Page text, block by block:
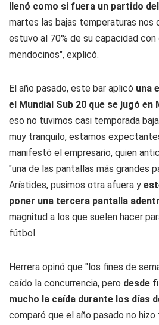
llenó como si fuera un partido
martes las bajas temperaturas nos
estuvo al 70% de su capacidad
mendocinos", explicó.
El año pasado, este bar aplicó una
el Mundial Sub 20 que se jugó en
eso no tuvimos casi temporada
muy tranquilo, estamos
manifestó el empresario, quien
"una de las pantallas más grandes
Arístides, pusimos otra afuera y
poner una tercera pantalla
magnitud a los que suelen hacer
fútbol.
Herrera opinó que "los fines de
caído la concurrencia, pero desde
mucho la caída durante los días
comparó que el año pasado no